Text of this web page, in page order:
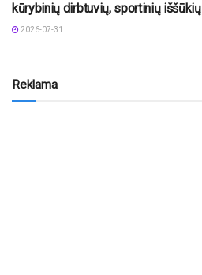
kūrybinių dirbtuvių, sportinių
2026-07-31
Reklama